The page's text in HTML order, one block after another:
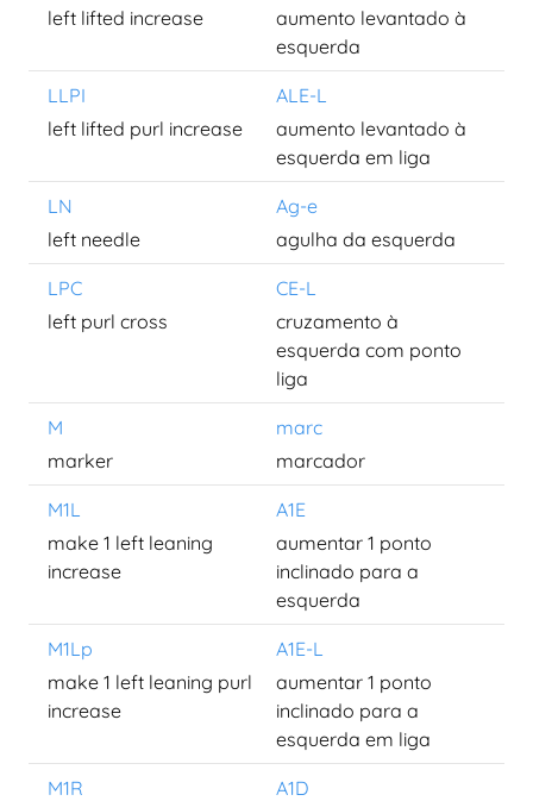
left lifted increase
aumento levantado à
esquerda
LLPI
ALE-L
left lifted purl increase
aumento levantado à
esquerda em liga
LN
Ag-e
left needle
agulha da esquerda
LPC
CE-L
left purl cross
cruzamento à
esquerda com ponto
liga
M
marc
marker
marcador
M1L
A1E
make 1 left leaning
increase
aumentar 1 ponto
inclinado para a
esquerda
M1Lp
A1E-L
make 1 left leaning purl
increase
aumentar 1 ponto
inclinado para a
esquerda em liga
M1R
A1D